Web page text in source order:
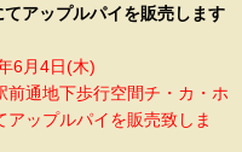
アップルパイを販売します
6月4日(木)
前通地下歩行空間チ・カ・ホ
アップルパイを販売致しま